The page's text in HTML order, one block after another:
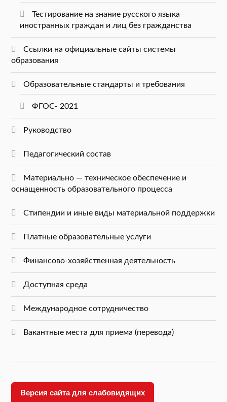
Тестирование на знание русского языка
иностранных граждан и лиц без гражданства
Ссылки на официальные сайты системы
образования
Образовательные стандарты и требования
ФГОС- 2021
Руководство
Педагогический состав
Материально — техническое обеспечение и
оснащенность образовательного процесса
Стипендии и иные виды материальной поддержки
Платные образовательные услуги
Финансово-хозяйственная деятельность
Доступная среда
Международное сотрудничество
Вакантные места для приема (перевода)
Версия сайта для слабовидящих